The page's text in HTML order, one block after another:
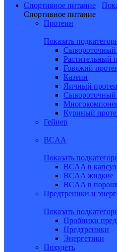
Спортивное питание
Спортивное питание
Протеин
Показать
Сывороточный
Растительный
Говяжий
Казеин
Яичный
Сывороточный
Куриный
Гейнер
BCAA
Показать
BCAA в
BCAA жидкие
BCAA в
Предтреники и
Показать
Пробники
Предтреники
Энергетики
Похудеть